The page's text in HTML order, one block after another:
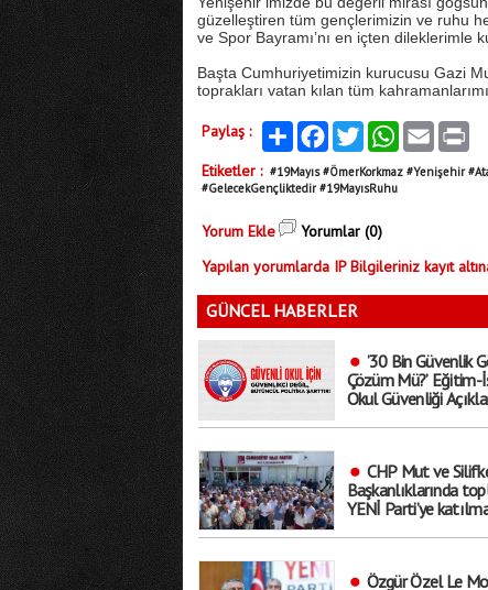
güzelleştiren tüm gençlerimizin ve ruhu
ve Spor Bayramı’nı en içten dileklerimle
Başta Cumhuriyetimizin kurucusu Gazi
toprakları vatan kılan tüm
Paylaş : Paylaş FacebookTwitter WhatsAppEmail
Etiketler : #19Mayıs #ÖmerKorkmaz #Yenişehir
#GelecekGençliktedir #19MayısRuhu
Yorum Ekle
Yorumlar (0)
Yapılan yorumlarda IP Bilgileriniz kayıt
GÜNCEL HABERLER
’30 Bin Güvenlik
Çözüm Mü?’ Eğitim-
Okul Güvenliği
CHP Mut ve
Başkanlıklarında
YENİ Parti’ye
Özgür Özel Le